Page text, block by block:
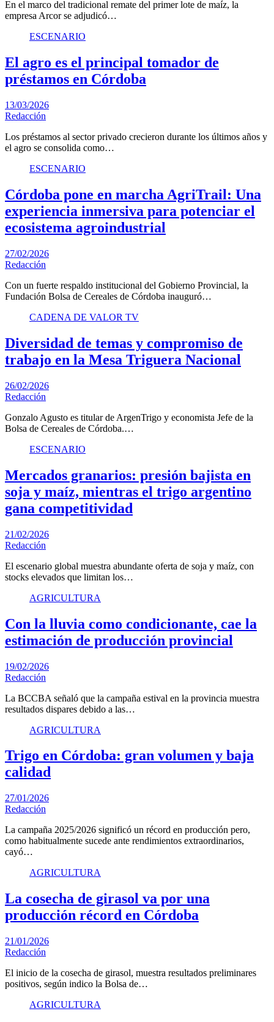
En el marco del tradicional remate del primer lote de maíz, la
empresa Arcor se adjudicó…
ESCENARIO
El agro es el principal tomador de
préstamos en Córdoba
13/03/2026
Redacción
Los préstamos al sector privado crecieron durante los últimos años y
el agro se consolida como…
ESCENARIO
Córdoba pone en marcha AgriTrail: Una
experiencia inmersiva para potenciar el
ecosistema agroindustrial
27/02/2026
Redacción
Con un fuerte respaldo institucional del Gobierno Provincial, la
Fundación Bolsa de Cereales de Córdoba inauguró…
CADENA DE VALOR TV
Diversidad de temas y compromiso de
trabajo en la Mesa Triguera Nacional
26/02/2026
Redacción
Gonzalo Agusto es titular de ArgenTrigo y economista Jefe de la
Bolsa de Cereales de Córdoba.…
ESCENARIO
Mercados granarios: presión bajista en
soja y maíz, mientras el trigo argentino
gana competitividad
21/02/2026
Redacción
El escenario global muestra abundante oferta de soja y maíz, con
stocks elevados que limitan los…
AGRICULTURA
Con la lluvia como condicionante, cae la
estimación de producción provincial
19/02/2026
Redacción
La BCCBA señaló que la campaña estival en la provincia muestra
resultados dispares debido a las…
AGRICULTURA
Trigo en Córdoba: gran volumen y baja
calidad
27/01/2026
Redacción
La campaña 2025/2026 significó un récord en producción pero,
como habitualmente sucede ante rendimientos extraordinarios,
cayó…
AGRICULTURA
La cosecha de girasol va por una
producción récord en Córdoba
21/01/2026
Redacción
El inicio de la cosecha de girasol, muestra resultados preliminares
positivos, según indico la Bolsa de…
AGRICULTURA